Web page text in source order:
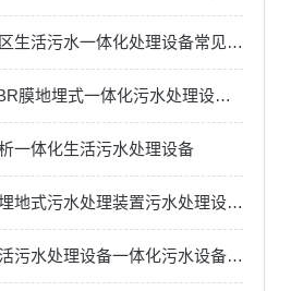
小区生活污水一体化处理设备常见的故障有哪些
MBR膜地埋式一体化污水处理设备工艺流程说明
一体化生活污水处理设备
地埋地式污水处理装置污水处理设备运行管理的主要内容有哪些
生活污水处理设备一体化污水设备的应用